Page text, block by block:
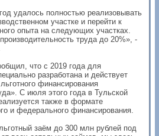
удалось полностью реализовывать
участке и перейти к
опыта на следующих участках.
труда до 20%», -
что с 2019 года для
разработана и действует
финансирования
С июля этого года в Тульской
также в формате
и федерального финансирования.
заём до 300 млн рублей под